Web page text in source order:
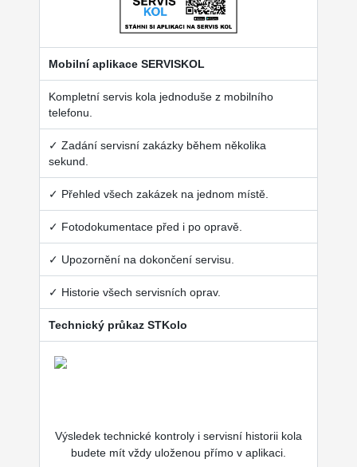
Mobilní aplikace SERVISKOL
Kompletní servis kola jednoduše z mobilního
telefonu.
✓ Zadání servisní zakázky během několika
sekund.
✓ Přehled všech zakázek na jednom místě.
✓ Fotodokumentace před i po opravě.
✓ Upozornění na dokončení servisu.
✓ Historie všech servisních oprav.
Technický průkaz STKolo
Výsledek technické kontroly i servisní historii kola
budete mít vždy uloženou přímo v aplikaci.